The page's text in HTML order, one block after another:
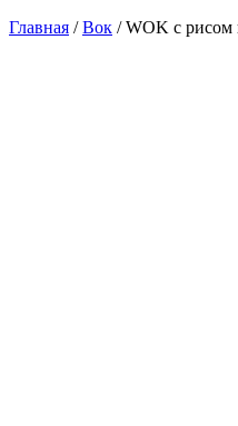
Главная /Вок / WOK с рисом